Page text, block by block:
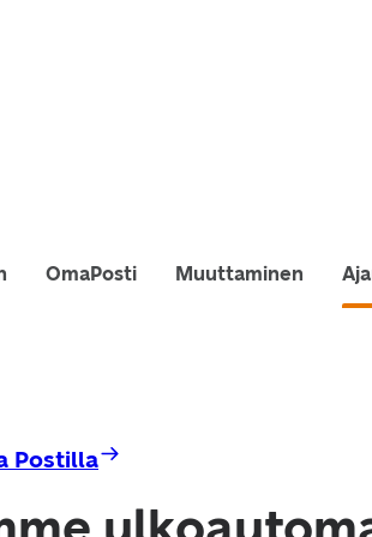
OmaPosti Muuttaminen
Postilla